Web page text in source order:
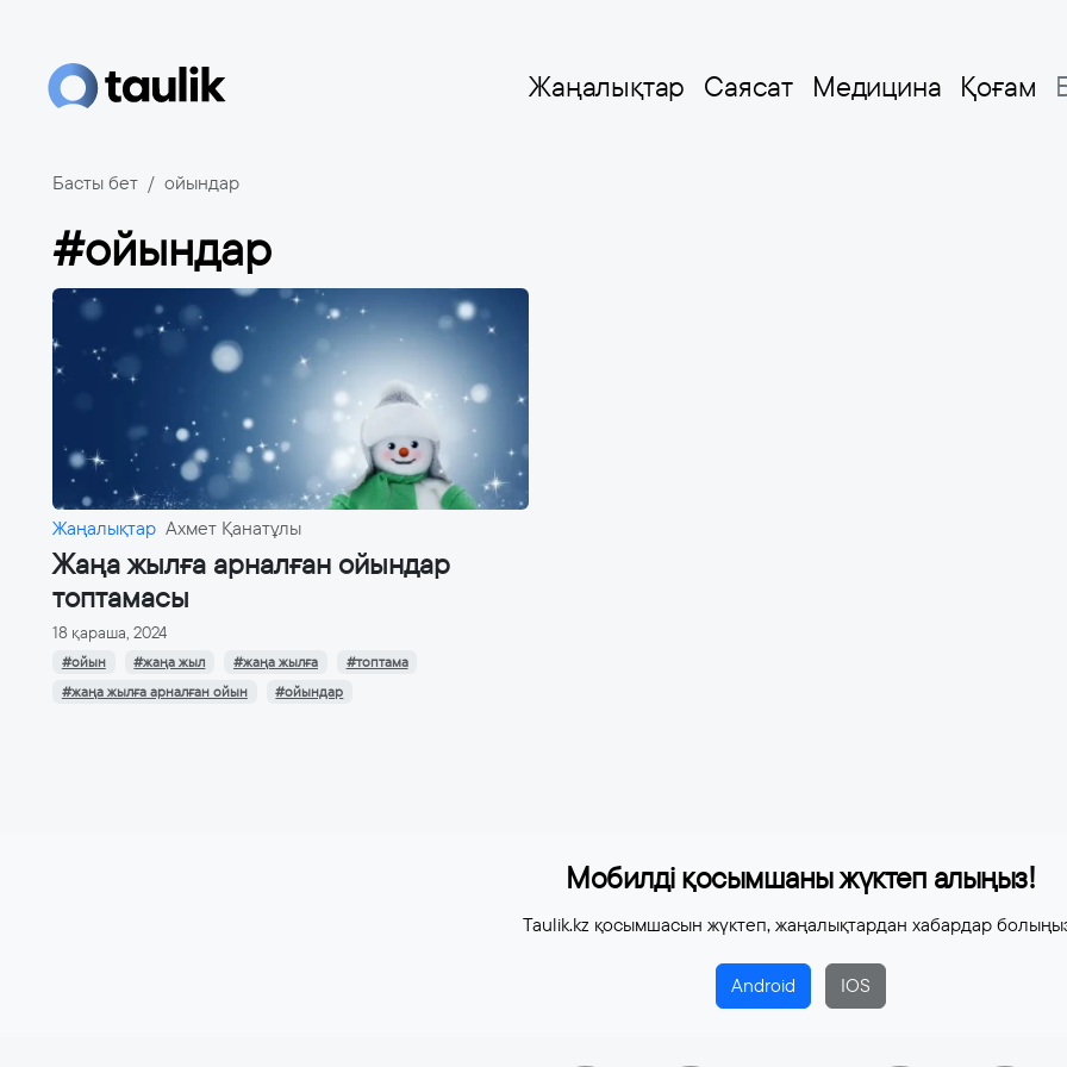
Жаңалықтар Саясат Медицина Қоғам
Басты бет ойындар
#ойындар
Жаңалықтар Ахмет Қанатұлы
Жаңа жылға арналған ойындар
топтамасы
18 қараша, 2024
#ойын #жаңа жыл #жаңа жылға
#топтама
#жаңа жылға арналған ойын
#ойындар
Мобилді қосымшаны жүктеп алыңыз!
Taulik.kz қосымшасын жүктеп, жаңалықтардан хабардар
Android IOS